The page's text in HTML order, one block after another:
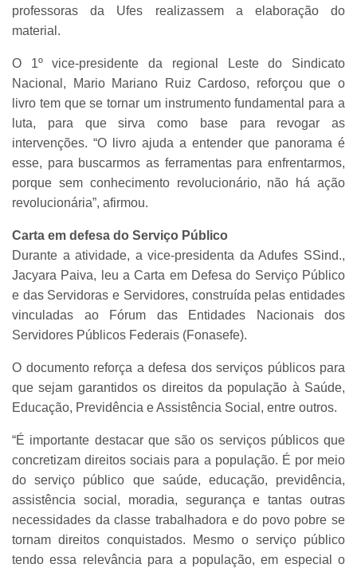
professoras da Ufes realizassem a elaboração do
material.
O 1º vice-presidente da regional Leste do Sindicato
Nacional, Mario Mariano Ruiz Cardoso, reforçou que o
livro tem que se tornar um instrumento fundamental para a
luta, para que sirva como base para revogar as
intervenções. “O livro ajuda a entender que panorama é
esse, para buscarmos as ferramentas para enfrentarmos,
porque sem conhecimento revolucionário, não há ação
revolucionária”, afirmou.
Carta em defesa do Serviço Público
Durante a atividade, a vice-presidenta da Adufes SSind.,
Jacyara Paiva, leu a Carta em Defesa do Serviço Público
e das Servidoras e Servidores, construída pelas entidades
vinculadas ao Fórum das Entidades Nacionais dos
Servidores Públicos Federais (Fonasefe).
O documento reforça a defesa dos serviços públicos para
que sejam garantidos os direitos da população à Saúde,
Educação, Previdência e Assistência Social, entre outros.
“É importante destacar que são os serviços públicos que
concretizam direitos sociais para a população. É por meio
do serviço público que saúde, educação, previdência,
assistência social, moradia, segurança e tantas outras
necessidades da classe trabalhadora e do povo pobre se
tornam direitos conquistados. Mesmo o serviço público
tendo essa relevância para a população, em especial o